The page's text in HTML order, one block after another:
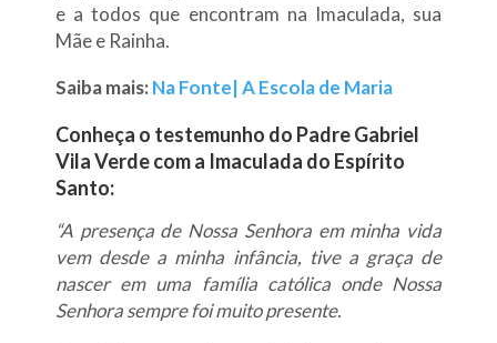
e a todos que encontram na Imaculada, sua
Mãe e Rainha.
Saiba mais: Na Fonte| A Escola de Maria
Conheça o testemunho do Padre Gabriel
Vila Verde com a Imaculada do Espírito
Santo:
“A presença de Nossa Senhora em minha vida
vem desde a minha infância, tive a graça de
nascer em uma família católica onde Nossa
Senhora sempre foi muito presente.